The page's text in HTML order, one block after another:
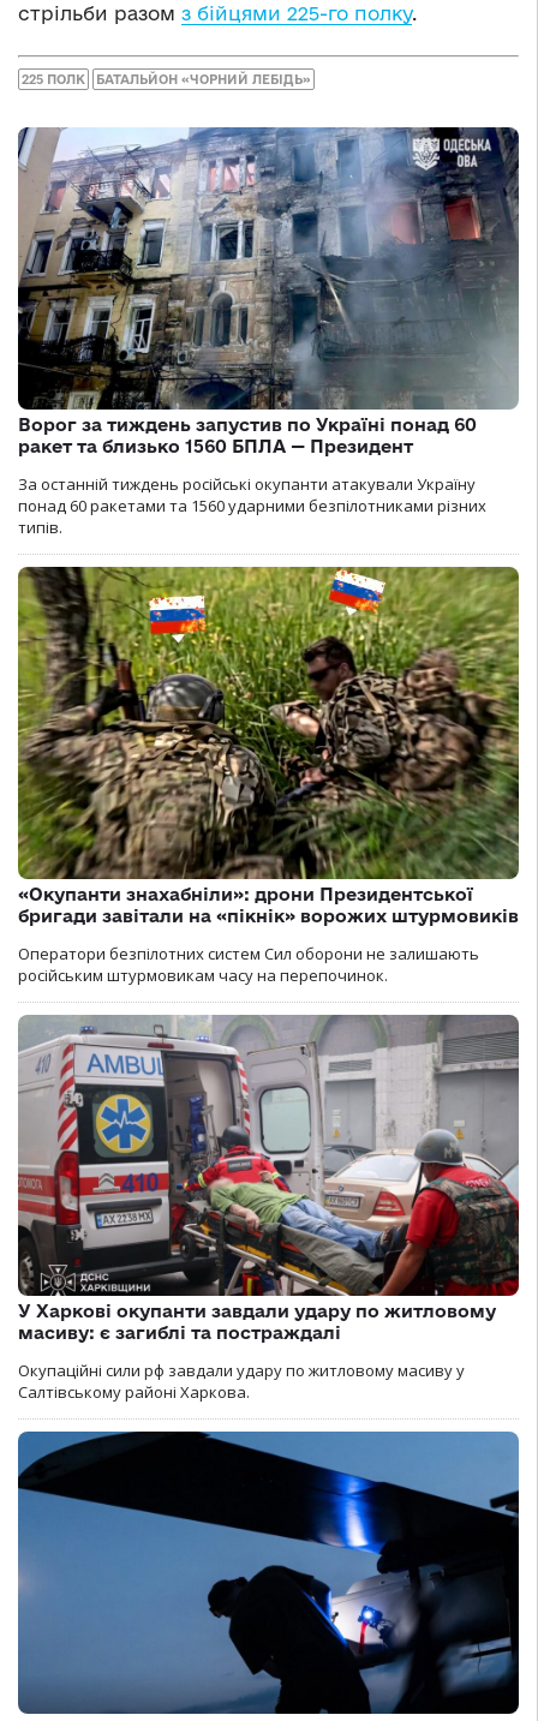
стрільби разом з бійцями 225-го полку.
225 ПОЛК БАТАЛЬЙОН «ЧОРНИЙ ЛЕБІДЬ»
Ворог за тиждень запустив по Україні понад 60
ракет та близько 1560 БПЛА — Президент
За останній тиждень російські окупанти атакували Україну
понад 60 ракетами та 1560 ударними безпілотниками різних
типів.
«Окупанти знахабніли»: дрони Президентської
бригади завітали на «пікнік» ворожих штурмовиків
Оператори безпілотних систем Сил оборони не залишають
російським штурмовикам часу на перепочинок.
У Харкові окупанти завдали удару по житловому
масиву: є загиблі та постраждалі
Окупаційні сили рф завдали удару по житловому масиву у
Салтівському районі Харкова.